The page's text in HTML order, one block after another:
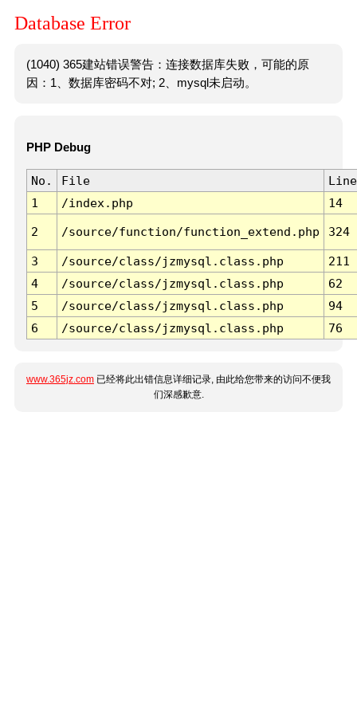
Database Error
(1040) 365建站错误警告：连接数据库失败，可能的原
因：1、数据库密码不对; 2、mysql未启动。
PHP Debug
No. File
Line
1
/index.php 14
2 /source/function/function_extend.php 324
3 /source/class/jzmysql.class.php
211
4
/source/class/jzmysql.class.php
62
5
/source/class/jzmysql.class.php
94
6
/source/class/jzmysql.class.php 76
www.365jz.com 已经将此出错信息详细记录, 由此给您带来的访问不便我
们深感歉意.